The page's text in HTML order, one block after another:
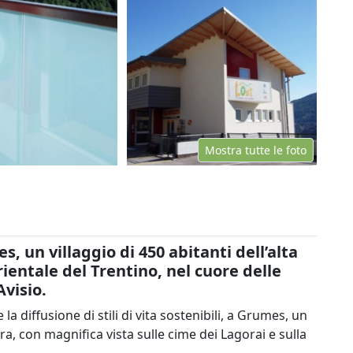
Mostra tutte le foto
un villaggio di 450 abitanti dell’alta
del Trentino, nel cuore delle
diffusione di stili di vita sostenibili, a Grumes, un
con magnifica vista sulle cime dei Lagorai e sulla